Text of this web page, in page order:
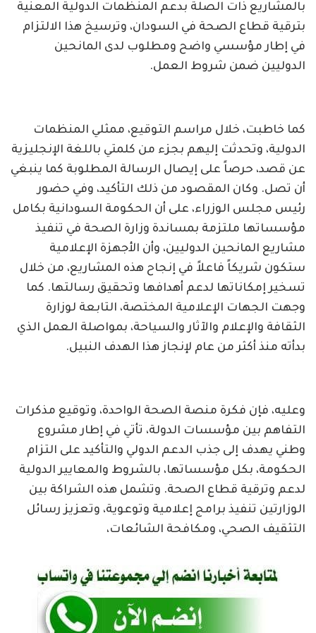
بالمشاريع ذات الصلة بدعم المنظمات الدولية المعنية
بترقية قطاع الصحة في السودان، وترسيخ هذا الالتزام
في إطار مؤسسي واضح ومطلوب لدى المانحين
الدوليين ضمن شروط العمل.
كما خاطبت، خلال مراسم التوقيع، ممثلي المنظمات
الدولية، وتحدثت إليهم بجزء من كلمتي باللغة الإنجليزية
عن قصد، حرصاً على إيصال الرسالة المطلوبة كما ينبغي
أن تصل. وكان المقصود من ذلك التأكيد، وفي حضور
رئيس مجلس الوزراء، على أن الحكومة السودانية بكامل
مؤسساتها ملتزمة بمساندة وزارة الصحة في تنفيذ
مشاريع المانحين الدوليين، وأن الأجهزة الإعلامية
ستكون شريكاً فاعلاً في إنجاح هذه المشاريع، من خلال
تسخير إمكاناتها لدعم أهدافها وتحقيق رسالتها. كما
وجهت الجهات الإعلامية المختصة، التابعة لوزارة
الثقافة والإعلام والآثار والسياحة، بمواصلة العمل الذي
بدأته منذ أكثر من عام لإنجاز هذا الهدف النبيل.
وعليه، فإن فكرة منصة الصحة الواحدة، وتوقيع مذكرات
التفاهم بين مؤسسات الدولة، تأتي في إطار مشروع
وطني يهدف إلى جذب الدعم الدولي والتأكيد على التزام
الحكومة، بكل مؤسساتها، بالشروط والمعايير الدولية
لدعم وترقية قطاع الصحة. وتشمل هذه الشراكة بين
الوزارتين تنفيذ برامج إعلامية وتوعوية، وتعزيز رسائل
التثقيف الصحي، ومكافحة الشائعات،